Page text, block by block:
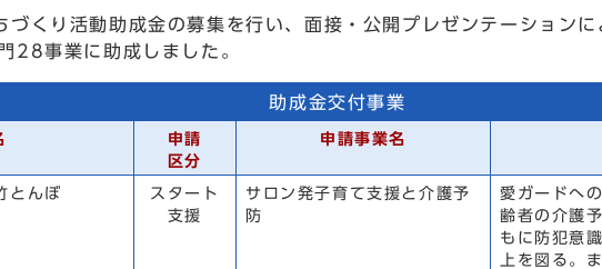
くり活動助成金の募集を行い、面接・公開プレゼンテーション
28事業に助成しました。
助成金交付事業
申請
区分
申請事業名
とんぼ
スタート
支援
サロン発子育て支援と介護予
防
愛ガードへ
齢者の介護
もに防犯意
上を図る。